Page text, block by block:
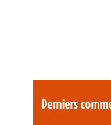
Derniers